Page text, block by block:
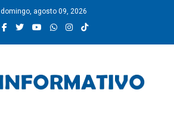
domingo, agosto 09, 2026